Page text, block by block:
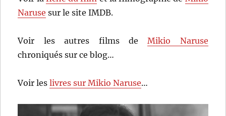
Naruse sur le site IMDB.
Voir les autres films deMikio Naruse
chroniqués sur ce blog…
Voir leslivres sur Mikio Naruse…